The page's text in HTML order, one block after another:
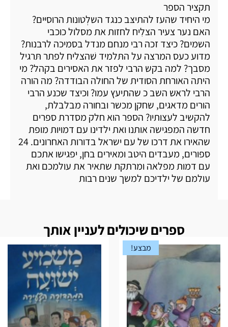
תקציר הספר
מי היחיד שהעז להתיצּב כנגד השלְטונות הרוסיּים?
האם נער צעיר הצלִיח לחזות את מסלול כוכבי
השמים? כיצד זכה רבי מנחם מנדל בסמיכה לרבנות?
מדוע כעס המרצה על התּלמיד שׁהצליח לפתר תּרגיל
מסבך? למה בקש הרבי לפזר את האסירים בקהל? מי
היתה האורחת הסודית של החולה הבודדה? מה הורה
הרבי לראש השב כ שהתיעץ עמו? וכיצד שכנע הרבי
הורים מדאגים, שחקן מכשר ובחורה מבלבלת,
להקשיב לעצותיו? הספר הוא חלק מסדרת ספרים
חדשה המפגישה אותנו ואת ילדינו עם דמויות מופת
שהאירו את דרכו של עם ישראל בדורות האחרונים. 24
ספורים, מעבדים היטב ומאיּרים בחן, יפגישו אתכם
עם דמות מפלאה ומרתקת שתאיר את עולמכם ואת
עולמם של ילדיכם למשך שנים רבות
ספרים שיכולים לעניין אותך
מבצע!